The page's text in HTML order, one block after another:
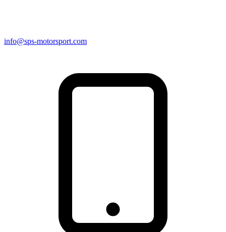
info@sps-motorsport.com